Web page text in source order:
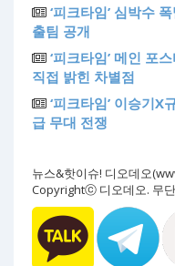
‘피크타임’ 심박수
출팀 공개
‘피크타임’ 메인 포
직접 밝힌 차별점
‘피크타임’ 이승기
급 무대 전쟁
뉴스&핫이슈! 디오데오
Copyrightⓒ 디오데오. 무